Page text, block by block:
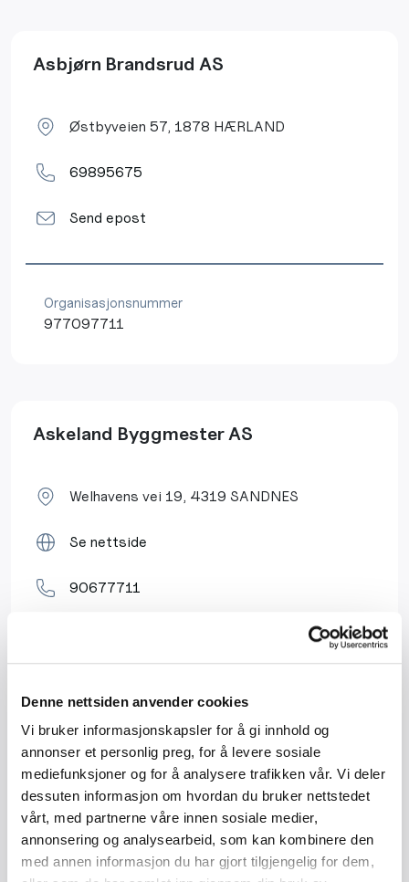
Denne nettsiden anvender cookies
Vi bruker informasjonskapsler for å gi innhold og
annonser et personlig preg, for å levere sosiale
mediefunksjoner og for å analysere trafikken vår. Vi deler
dessuten informasjon om hvordan du bruker nettstedet
vårt, med partnerne våre innen sosiale medier,
annonsering og analysearbeid, som kan kombinere den
med annen informasjon du har gjort tilgjengelig for dem,
Asbjørn Brandsrud AS
Østbyveien 57, 1878 HÆRLAND
69895675
Send epost
Organisasjonsnummer
977097711
Askeland Byggmester AS
Welhavens vei 19, 4319 SANDNES
Se nettside
90677711
986707832
Asker Håndverk Gruppen AS